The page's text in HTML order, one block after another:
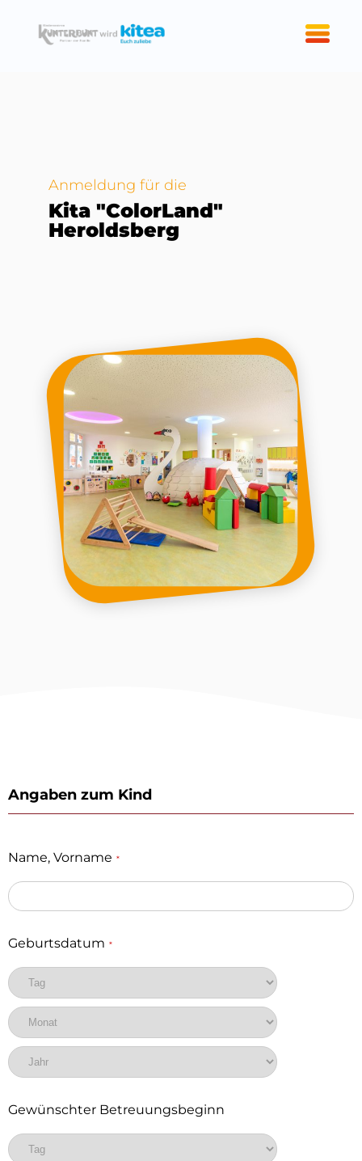
Anmeldung für die
Kita "ColorLand"
Heroldsberg
Angaben zum Kind
Name, Vorname *
Geburtsdatum *
Tag
Monat
Jahr
Gewünschter Betreuungsbeginn
Tag